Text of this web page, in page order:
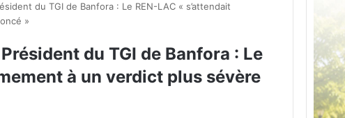
du TGI de Banfora : Le REN-LAC « s’attendait
»
du TGI de Banfora : Le
à un verdict plus sévère